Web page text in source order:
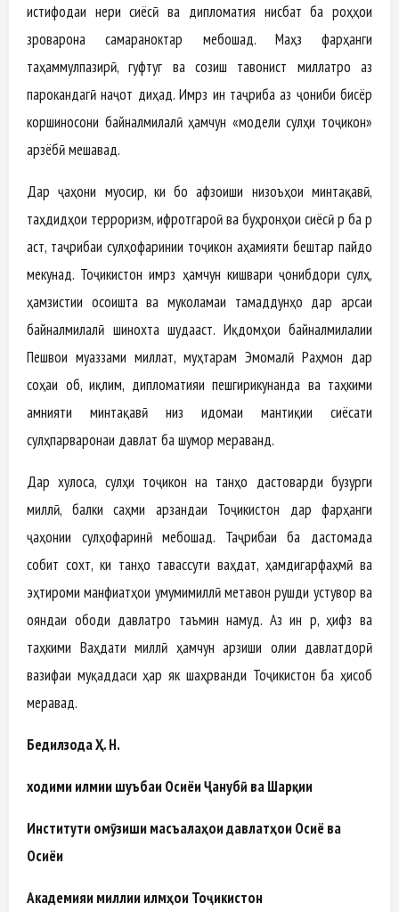
истифодаи нерӯи сиёсӣ ва дипломатия нисбат ба роҳҳои
зӯроварона самараноктар мебошад. Маҳз фарҳанги
таҳаммулпазирӣ, гуфтугӯ ва созиш тавонист миллатро аз
парокандагӣ наҷот диҳад. Имрӯз ин таҷриба аз ҷониби бисёр
коршиносони байналмилалӣ ҳамчун «модели сулҳи тоҷикон»
арзёбӣ мешавад.
Дар ҷаҳони муосир, ки бо афзоиши низоъҳои минтақавӣ,
таҳдидҳои терроризм, ифротгароӣ ва буҳронҳои сиёсӣ рӯ ба рӯ
аст, таҷрибаи сулҳофаринии тоҷикон аҳамияти бештар пайдо
мекунад. Тоҷикистон имрӯз ҳамчун кишвари ҷонибдори сулҳ,
ҳамзистии осоишта ва муколамаи тамаддунҳо дар арсаи
байналмилалӣ шинохта шудааст. Иқдомҳои байналмилалии
Пешвои муаззами миллат, муҳтарам Эмомалӣ Раҳмон дар
соҳаи об, иқлим, дипломатияи пешгирикунанда ва таҳкими
амнияти минтақавӣ низ идомаи мантиқии сиёсати
сулҳпарваронаи давлат ба шумор мераванд.
Дар хулоса, сулҳи тоҷикон на танҳо дастоварди бузурги
миллӣ, балки саҳми арзандаи Тоҷикистон дар фарҳанги
ҷаҳонии сулҳофаринӣ мебошад. Таҷрибаи ба дастомада
собит сохт, ки танҳо тавассути ваҳдат, ҳамдигарфаҳмӣ ва
эҳтироми манфиатҳои умумимиллӣ метавон рушди устувор ва
ояндаи ободи давлатро таъмин намуд. Аз ин рӯ, ҳифз ва
таҳкими Ваҳдати миллӣ ҳамчун арзиши олии давлатдорӣ
вазифаи муқаддаси ҳар як шаҳрванди Тоҷикистон ба ҳисоб
меравад.
Бедилзода Ҳ. Н.
ходими илмии шуъбаи Осиёи Ҷанубӣ ва Шарқии
Институти омӯзиши масъалаҳои давлатҳои Осиё ва
Осиёи
Академияи миллии илмҳои Тоҷикистон